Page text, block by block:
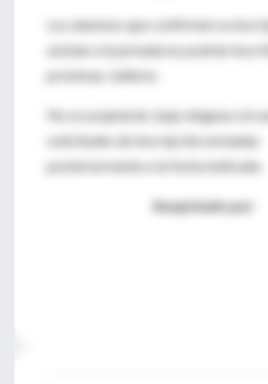
Los alumnos que confirmen su
asistan a la jornada no podrán
próximas. talleres.
No se aceptarán, bajo ninguna
solicitudes de inscripción enviadas
posteriormente a la fecha indicada.
Auspiciado por